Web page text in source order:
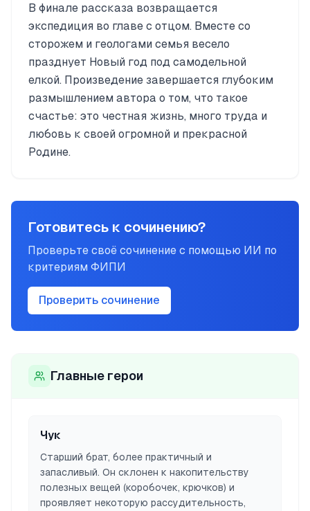
В финале рассказа возвращается
экспедиция во главе с отцом. Вместе со
сторожем и геологами семья весело
празднует Новый год под самодельной
елкой. Произведение завершается глубоким
размышлением автора о том, что такое
счастье: это честная жизнь, много труда и
любовь к своей огромной и прекрасной
Родине.
Готовитесь к сочинению?
Проверьте своё сочинение с помощью ИИ по
критериям ФИПИ
Проверить сочинение
Главные герои
Чук
Старший брат, более практичный и
запасливый. Он склонен к накопительству
полезных вещей (коробочек, крючков) и
проявляет некоторую рассудительность,